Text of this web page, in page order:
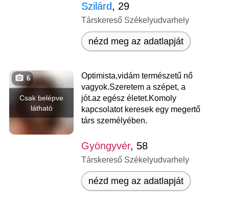
Szilárd, 29
Társkereső Székelyudvarhely
nézd meg az adatlapját
Csak belépve
látható
6
Optimista,vidám természetű nő
vagyok.Szeretem a szépet, a
jót.az egész életet.Komoly
kapcsolatot keresek egy megertő
társ személyében.
Gyöngyvér, 58
Társkereső Székelyudvarhely
nézd meg az adatlapját